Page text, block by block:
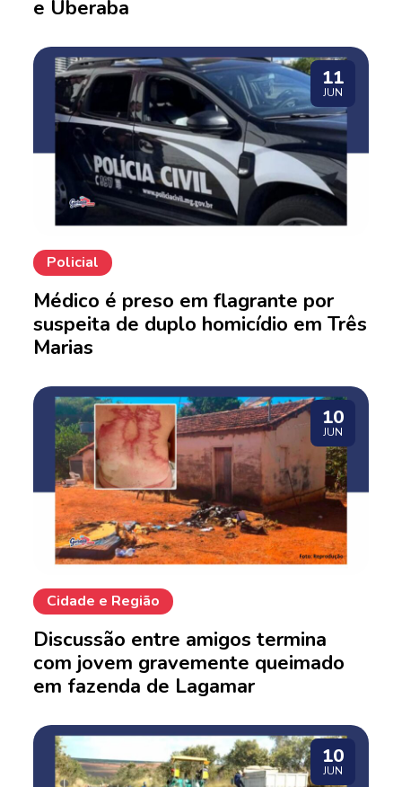
e Uberaba
11
JUN
Policial
Médico é preso em flagrante por
suspeita de duplo homicídio em Três
Marias
10
JUN
Cidade e Região
Discussão entre amigos termina
com jovem gravemente queimado
em fazenda de Lagamar
10
JUN